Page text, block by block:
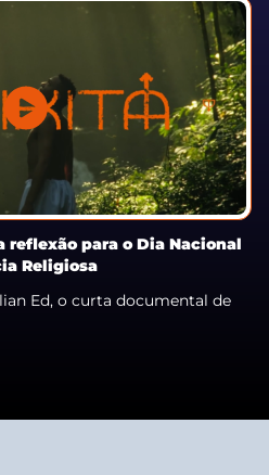
reflexão para o Dia Nacional
Religiosa
Ed, o curta documental de